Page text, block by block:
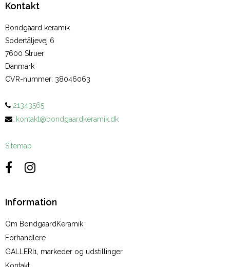
Kontakt
Bondgaard keramik
Södertäljevej 6
7600 Struer
Danmark
CVR-nummer: 38046063
21343565
: kontakt@bondgaardkeramik.dk
Sitemap
Information
Om BondgaardKeramik
Forhandlere
GALLERI1, markeder og udstillinger
Kontakt